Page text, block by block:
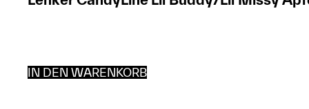
IN DEN WARENKORB